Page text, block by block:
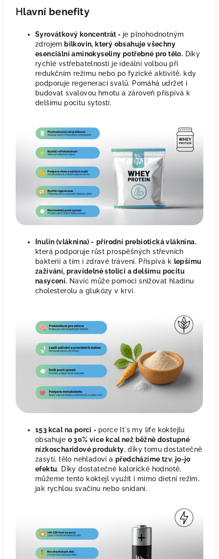
Hlavní benefity
Syrovátkový koncentrát - je plnohodnotným
zdrojem bílkovin, který obsahuje všechny
esenciální aminokyseliny potřebné pro tělo. Díky
rychlé vstřebatelnosti je ideální volbou při
redukčním režimu nebo po fyzické aktivitě, kdy
podporuje regeneraci svalů. Pomáhá udržet i
budovat svalovou hmotu a zároveň přispívá k
delšímu pocitu sytosti.
Inulin (vláknina) - přírodní prebiotická vláknina,
která podporuje růst prospěšných střevních
bakterií a tím i zdravé trávení. Přispívá k lepšímu
zažívání, pravidelné stolici a delšímu pocitu
nasycení. Navíc může pomoci snižovat hladinu
cholesterolu a glukózy v krvi.
153 kcal na porci - porce It´s my life koktejlu
obsahuje o 30% více kcal než běžně dostupné
nízkoscharidové produkty, díky tomu dostatečně
zasytí, tělo nehladoví a předcházíme tzv. jo-jo
efektu. Díky dostatečné kalorické hodnotě,
můžeme tento koktejl využít i mimo dietní režim,
jak rychlou svačinu nebo snídani.